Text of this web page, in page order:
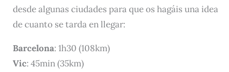
desde algunas ciudades para que os hagáis una idea
de cuanto se tarda en llegar:
Barcelona: 1h30 (108km)
Vic: 45min (35km)